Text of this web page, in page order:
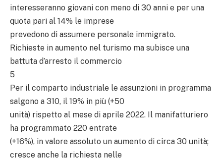
interesseranno giovani con meno di 30 anni e per una
quota pari al 14% le imprese
prevedono di assumere personale immigrato.
Richieste in aumento nel turismo ma subisce una
battuta d’arresto il commercio
5
Per il comparto industriale le assunzioni in programma
salgono a 310, il 19% in più (+50
unità) rispetto al mese di aprile 2022. Il manifatturiero
ha programmato 220 entrate
(+16%), in valore assoluto un aumento di circa 30 unità;
cresce anche la richiesta nelle